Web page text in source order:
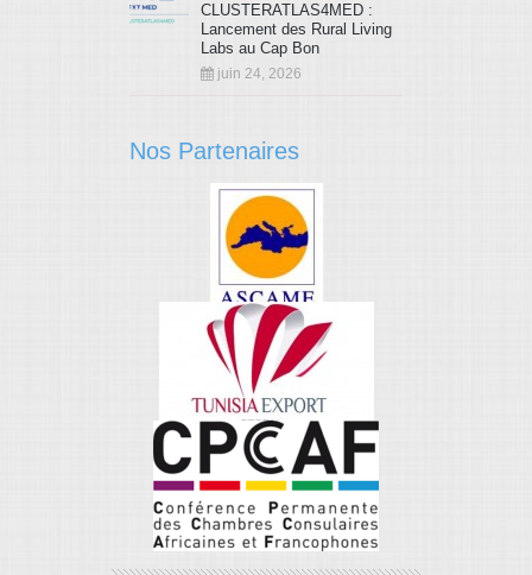
CLUSTERATLAS4MED :
Lancement des Rural Living
Labs au Cap Bon
juin 24, 2026
Nos Partenaires